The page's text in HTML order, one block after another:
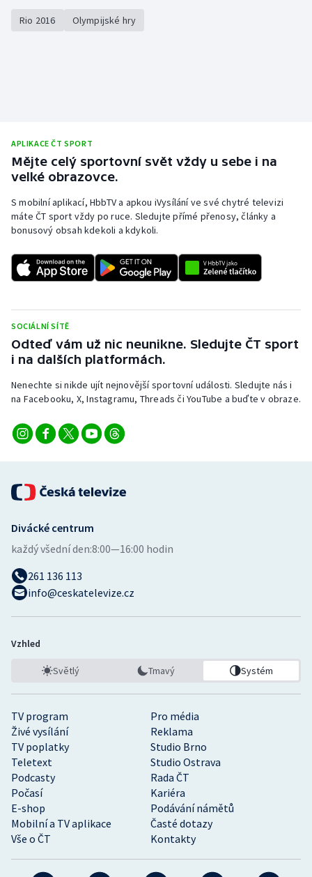
Rio 2016 Olympijské hry
APLIKACE ČT SPORT
Mějte celý sportovní svět vždy u sebe i na
velké obrazovce.
S mobilní aplikací, HbbTV a apkou iVysílání ve své chytré televizi
máte ČT sport vždy po ruce. Sledujte přímé přenosy, články a
bonusový obsah kdekoli a kdykoli.
SOCIÁLNÍ SÍTĚ
Odteď vám už nic neunikne. Sledujte ČT sport
i na dalších platformách.
Nenechte si nikde ujít nejnovější sportovní události. Sledujte nás i
na Facebooku, X, Instagramu, Threads či YouTube a buďte v obraze.
TV program
Pro média
Živé vysílání
Reklama
TV poplatky
Studio Brno
Teletext
Studio Ostrava
Podcasty
Rada ČT
Počasí
Kariéra
E-shop
Podávání námětů
Mobilní a TV aplikace
Časté dotazy
Vše o ČT
Kontakty
Divácké centrum
každý všední den:8:00—16:00 hodin
261 136 113
info@ceskatelevize.cz
Vzhled
Světlý Tmavý Systém